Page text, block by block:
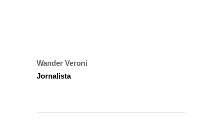
Wander Veroni
Jornalista